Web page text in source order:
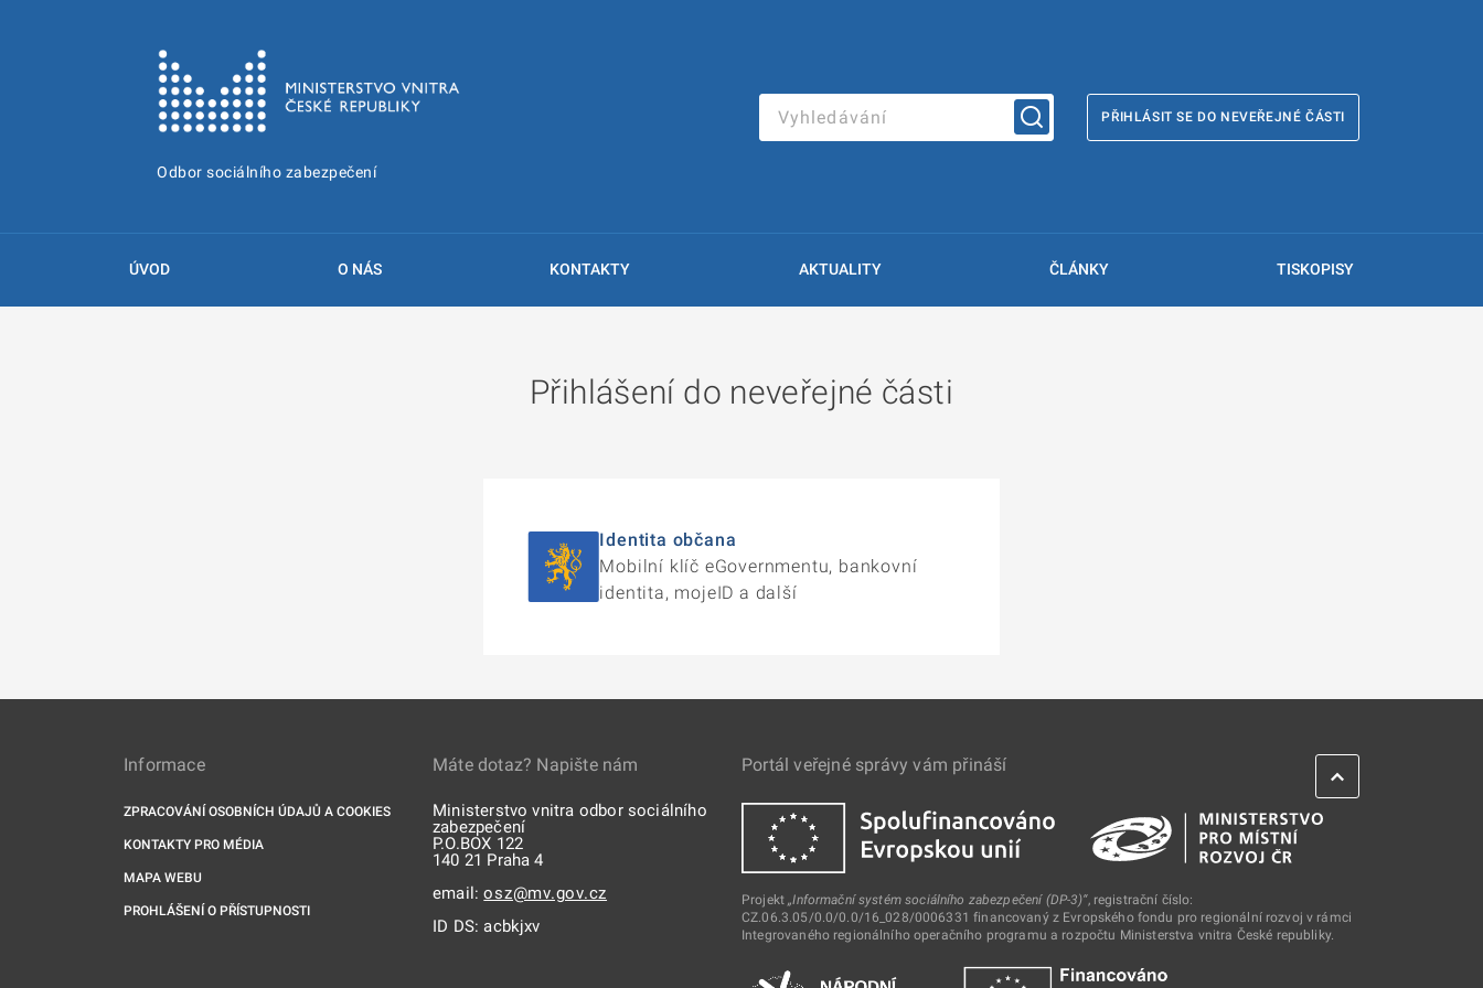
Odbor sociálního zabezpečení
PŘIHLÁSIT SE DO NEVEŘEJNÉ ČÁSTI
ÚVOD O NÁS KONTAKTY AKTUALITY ČLÁNKY TISKOPISY
Přihlášení do neveřejné části
Identita občana
Mobilní klíč eGovernmentu, bankovní
identita, mojeID a další
Informace
ZPRACOVÁNÍ OSOBNÍCH ÚDAJŮ A COOKIES
KONTAKTY PRO MÉDIA
MAPA WEBU
PROHLÁŠENÍ O PŘÍSTUPNOSTI
Máte dotaz? Napište nám
Ministerstvo vnitra odbor sociálního
zabezpečení
P.O.BOX 122
140 21 Praha 4
email:osz@mv.gov.cz
ID DS: acbkjxv
Portál veřejné správy vám přináší
Projekt„Informační systém sociálního zabezpečení (DP-3)“, registrační číslo:
CZ.06.3.05/0.0/0.0/16_028/0006331 financovaný z Evropského fondu pro regionální rozvoj v rámci
Integrovaného regionálního operačního programu a rozpočtu Ministerstva vnitra České republiky.